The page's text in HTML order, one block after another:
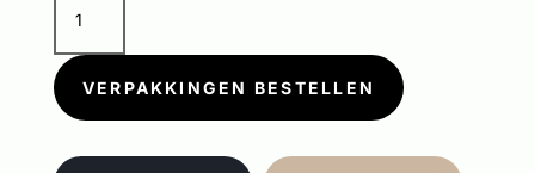
ALBA
ORO
aantalVERPAKKINGEN BESTELLEN